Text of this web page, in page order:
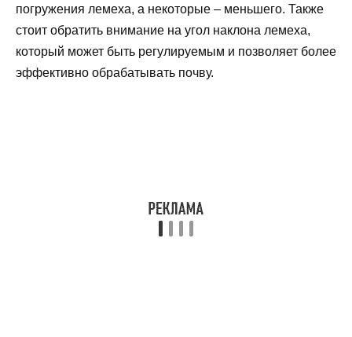
погружения лемеха, а некоторые – меньшего. Также
стоит обратить внимание на угол наклона лемеха,
который может быть регулируемым и позволяет более
эффективно обрабатывать почву.